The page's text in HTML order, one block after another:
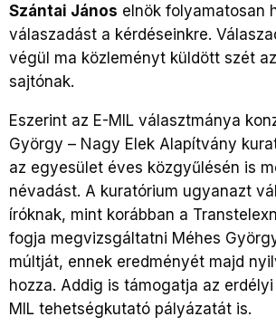
Szántai János elnök folyamatosan
válaszadást a kérdéseinkre.
végül ma közleményt küldött szét
sajtónak.
Eszerint az E-MIL választmánya
György – Nagy Elek Alapítvány
az egyesület éves közgyűlésén is
névadást. A kuratórium ugyanazt
íróknak, mint korábban a
fogja megvizsgáltatni Méhes
múltját, ennek eredményét majd
hozza. Addig is támogatja az
MIL tehetségkutató pályázatát is.